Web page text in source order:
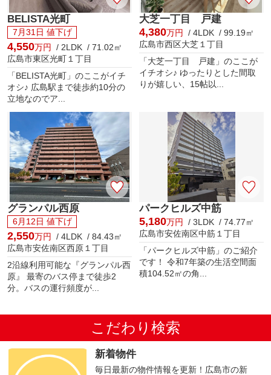
BELISTA光町
7月31日 値下げ
4,550万円
/ 2LDK / 71.02㎡
広島市東区光町１丁目
「BELISTA光町」のここがイチ
オシ♪ 広島駅まで徒歩約10分の
立地なのでア...
大芝一丁目 戸建
4,380万円
/ 4LDK / 99.19㎡
広島市西区大芝１丁目
「大芝一丁目 戸建」のここが
イチオシ♪ ゆったりとした間取
りが嬉しい、15帖以...
グランパル西原
6月12日 値下げ
2,550万円
/ 4LDK / 84.43㎡
広島市安佐南区西原１丁目
2沿線利用可能な『グランパル西
原』 最寄のバス停まで徒歩2
分。バスの運行頻度が...
パークヒルズ中筋
5,180万円
/ 3LDK / 74.77㎡
広島市安佐南区中筋１丁目
「パークヒルズ中筋」のご紹介
です！ 令和7年築の生活空間面
積104.52㎡の角...
こだわり検索
新着物件
毎日最新の物件情報を更新！広島市の新